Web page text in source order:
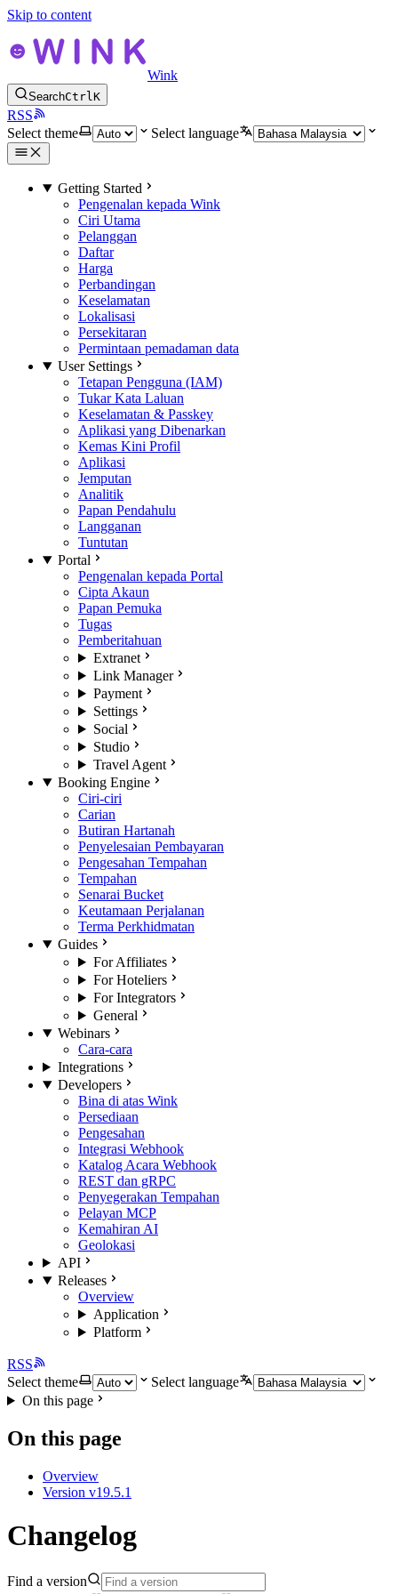
Skip to content
Wink
SearchCtrlK
RSS
Select theme
Select language
Getting Started
Pengenalan kepada Wink
Ciri Utama
Pelanggan
Daftar
Harga
Perbandingan
Keselamatan
Lokalisasi
Persekitaran
Permintaan pemadaman data
User Settings
Tetapan Pengguna (IAM)
Tukar Kata Laluan
Keselamatan & Passkey
Aplikasi yang Dibenarkan
Kemas Kini Profil
Aplikasi
Jemputan
Analitik
Papan Pendahulu
Langganan
Tuntutan
Portal
Pengenalan kepada Portal
Cipta Akaun
Papan Pemuka
Tugas
Pemberitahuan
Extranet
Link Manager
Payment
Settings
Social
Studio
Travel Agent
Booking Engine
Ciri-ciri
Carian
Butiran Hartanah
Penyelesaian Pembayaran
Pengesahan Tempahan
Tempahan
Senarai Bucket
Keutamaan Perjalanan
Terma Perkhidmatan
Guides
For Affiliates
For Hoteliers
For Integrators
General
Webinars
Cara-cara
Integrations
Developers
Bina di atas Wink
Persediaan
Pengesahan
Integrasi Webhook
Katalog Acara Webhook
REST dan gRPC
Penyegerakan Tempahan
Pelayan MCP
Kemahiran AI
Geolokasi
API
Releases
Overview
Application
Platform
RSS
Select theme
Select language
On this page
On this page
Overview
Version v19.5.1
Changelog
Find a version